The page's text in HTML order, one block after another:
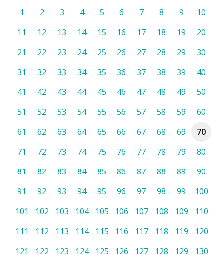
1 2 3 4 5 6 7 8 9
10
11
12 13 14 15 16 17 18 19
20
21
22 23 24 25 26 27 28 29
30
31
32 33 34 35 36 37 38 39
40
41
42 43 44 45 46 47 48 49
50
51
52 53 54 55 56 57 58 59
60
61
62 63 64 65 66 67 68 69
70
71
72 73 74 75 76 77 78 79
80
81
82 83 84 85 86 87 88 89
90
91
92 93 94 95 96 97 98 99
100
101
102 103 104 105 106 107 108 109
110
111
112 113 114 115 116 117 118 119
120
121
122 123 124 125 126 127 128 129
130